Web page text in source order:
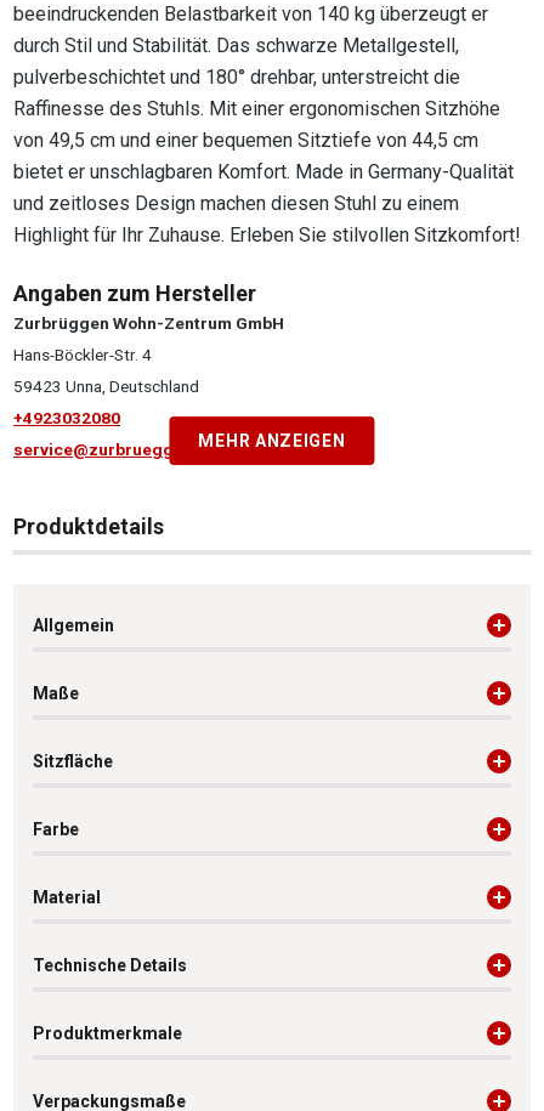
beeindruckenden Belastbarkeit von 140 kg überzeugt er
durch Stil und Stabilität. Das schwarze Metallgestell,
pulverbeschichtet und 180° drehbar, unterstreicht die
Raffinesse des Stuhls. Mit einer ergonomischen Sitzhöhe
von 49,5 cm und einer bequemen Sitztiefe von 44,5 cm
bietet er unschlagbaren Komfort. Made in Germany-Qualität
und zeitloses Design machen diesen Stuhl zu einem
Highlight für Ihr Zuhause. Erleben Sie stilvollen Sitzkomfort!
Angaben zum Hersteller
Zurbrüggen Wohn-Zentrum GmbH
Hans-Böckler-Str. 4
59423 Unna, Deutschland
+4923032080
service@zurbrueggen.deMEHR ANZEIGEN
Produktdetails
Allgemein
Maße
Sitzfläche
Farbe
Material
Technische Details
Produktmerkmale
Verpackungsmaße